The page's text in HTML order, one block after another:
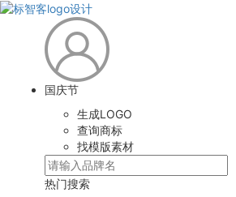
国庆节
生成LOGO
查询商标
找模版素材
热门搜索